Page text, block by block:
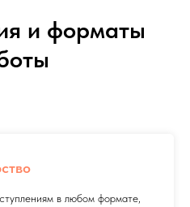
и форматы
в любом формате,